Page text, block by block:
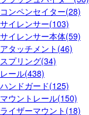
コンペンセイター(28)
サイレンサー(103)
サイレンサー本体(59)
アタッチメント(46)
スプリング(34)
レール(438)
ハンドガード(125)
マウントレール(150)
ライザーマウント(18)